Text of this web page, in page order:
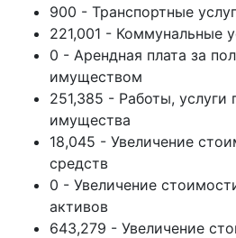
900 - Транспортные
221,001 - Коммунальные
0 - Арендная плата за
имуществом
251,385 - Работы,
имущества
18,045 - Увеличение
средств
0 - Увеличение
активов
643,279 - Увеличение